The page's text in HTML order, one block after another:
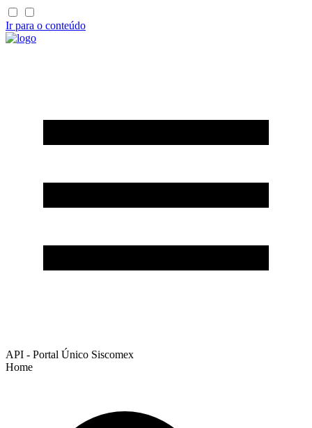
Ir para o conteúdo
API - Portal Único Siscomex
Home